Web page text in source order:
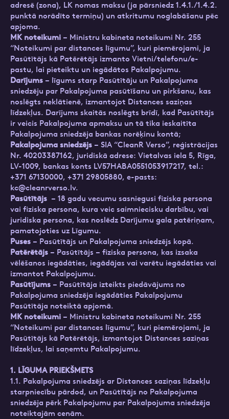
adresē (zona), LK nomas maksu (ja pārsniedz 1.4.1./1.4.2.
punktā norādīto termiņu) un atkritumu noglabāšanu pēc
apjoma.
MK noteikumi – Ministru kabineta noteikumi Nr. 255
“Noteikumi par distances līgumu”, kuri piemērojami, ja
Pasūtītājs kā Patērētājs izmanto Vietni/telefonu/e-
pastu, lai pieteiktu un iegādātos Pakalpojumu.
Darījums – līgums starp Pasūtītāju un Pakalpojuma
sniedzēju par Pakalpojuma pasūtīšanu un pirkšanu, kas
noslēgts neklātienē, izmantojot Distances saziņas
līdzekļus. Darījums skaitās noslēgts brīdī, kad Pasūtītājs
ir veicis Pakalpojuma apmaksu un tā tika ieskaitīta
Pakalpojuma sniedzēja bankas norēķinu kontā;
Pakalpojuma sniedzējs – SIA “CleanR Verso”, reģistrācijas
Nr. 40203387162, juridiskā adrese: Vietalvas iela 5, Rīga,
LV-1009, bankas konts LV57HABA0551053917217, tel.:
+371 67130000, +371 29805880, e-pasts:
kc@cleanrverso.lv.
Pasūtītājs – 18 gadu vecumu sasniegusi fiziska persona
vai fiziska persona, kura veic saimniecisku darbību, vai
juridiska persona, kas noslēdz Darījumu gala patēriņam,
pamatojoties uz Līgumu.
Puses – Pasūtītājs un Pakalpojuma sniedzējs kopā.
Patērētājs – Pasūtītājs – fiziska persona, kas izsaka
vēlēšanos iegādāties, iegādājas vai varētu iegādāties vai
izmantot Pakalpojumu.
Pasūtījums – Pasūtītāja izteikts piedāvājums no
Pakalpojuma sniedzēja iegādāties Pakalpojumu
Pasūtītāja noteiktā apjomā.
MK noteikumi – Ministru kabineta noteikumi Nr. 255
“Noteikumi par distances līgumu”, kuri piemērojami, ja
Pasūtītājs kā Patērētājs, izmantojot Distances saziņas
līdzekļus, lai saņemtu Pakalpojumu.
1. LĪGUMA PRIEKŠMETS
1.1. Pakalpojuma sniedzējs ar Distances saziņas līdzekļu
starpniecību pārdod, un Pasūtītājs no Pakalpojuma
sniedzēja pērk Pakalpojumu par Pakalpojuma sniedzēja
noteiktajām cenām.